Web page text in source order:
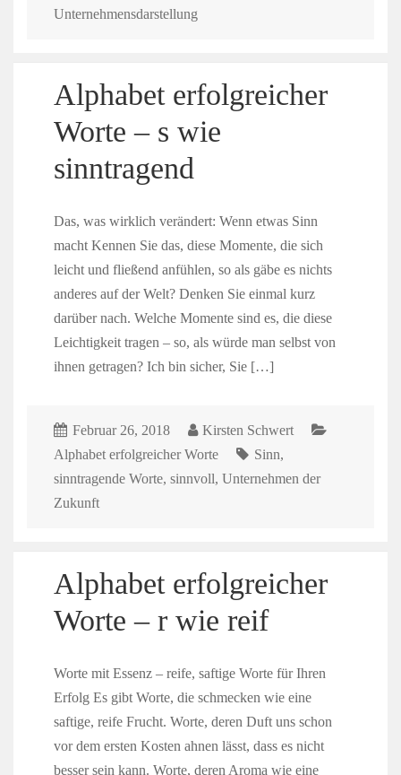
Unternehmensdarstellung
Alphabet erfolgreicher
Worte – s wie
sinntragend
Das, was wirklich verändert: Wenn etwas Sinn
macht Kennen Sie das, diese Momente, die sich
leicht und fließend anfühlen, so als gäbe es nichts
anderes auf der Welt? Denken Sie einmal kurz
darüber nach. Welche Momente sind es, die diese
Leichtigkeit tragen – so, als würde man selbst von
ihnen getragen? Ich bin sicher, Sie […]
Februar 26, 2018
Kirsten Schwert
Alphabet erfolgreicher Worte
Sinn,
sinntragende Worte, sinnvoll, Unternehmen der
Zukunft
Alphabet erfolgreicher
Worte – r wie reif
Worte mit Essenz – reife, saftige Worte für Ihren
Erfolg Es gibt Worte, die schmecken wie eine
saftige, reife Frucht. Worte, deren Duft uns schon
vor dem ersten Kosten ahnen lässt, dass es nicht
besser sein kann. Worte, deren Aroma wie eine